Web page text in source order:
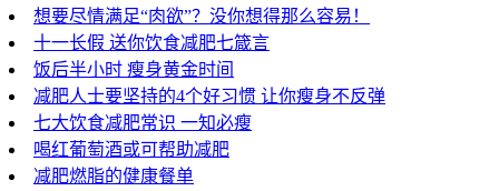
想要尽情满足“肉欲”？没你想得那么容易！
十一长假 送你饮食减肥七箴言
饭后半小时 瘦身黄金时间
减肥人士要坚持的4个好习惯 让你瘦身不反弹
七大饮食减肥常识 一知必瘦
喝红葡萄酒或可帮助减肥
减肥燃脂的健康餐单